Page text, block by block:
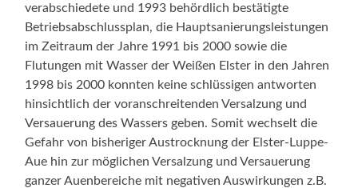
verabschiedete und 1993 behördlich bestätigte
Betriebsabschlussplan, die Hauptsanierungsleistungen
im Zeitraum der Jahre 1991 bis 2000 sowie die
Flutungen mit Wasser der Weißen Elster in den Jahren
1998 bis 2000 konnten keine schlüssigen antworten
hinsichtlich der voranschreitenden Versalzung und
Versauerung des Wassers geben. Somit wechselt die
Gefahr von bisheriger Austrocknung der Elster-Luppe-
Aue hin zur möglichen Versalzung und Versauerung
ganzer Auenbereiche mit negativen Auswirkungen z.B.